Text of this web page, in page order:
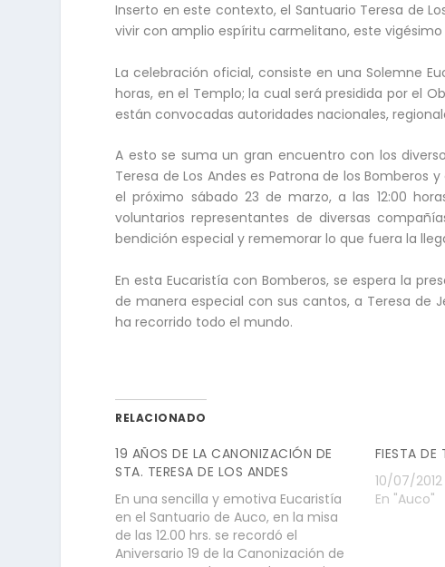
Inserto en este contexto, el Santuario Teresa de
vivir con amplio espíritu carmelitano, este
La celebración oficial, consiste en una Solemne
horas, en el Templo; la cual será presidida por el
están convocadas autoridades nacionales,
A esto se suma un gran encuentro con los
Teresa de Los Andes es Patrona de los
el próximo sábado 23 de marzo, a las 12:00
voluntarios representantes de diversas
bendición especial y rememorar lo que fuera la
En esta Eucaristía con Bomberos, se espera la
de manera especial con sus cantos, a Teresa de
ha recorrido todo el mundo.
RELACIONADO
19 AÑOS DE LA CANONIZACIÓN DE
STA. TERESA DE LOS ANDES
En una sencilla y emotiva Eucaristía
en el Santuario de Auco, en la misa
de las 12.00 hrs. se recordó el
Aniversario 19 de la Canonización de
FIESTA DE
10/07/2012
En "Auco"